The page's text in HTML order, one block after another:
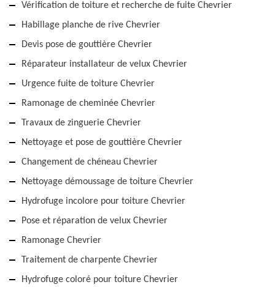
Vérification de toiture et recherche de fuite Chevrier
Habillage planche de rive Chevrier
Devis pose de gouttière Chevrier
Réparateur installateur de velux Chevrier
Urgence fuite de toiture Chevrier
Ramonage de cheminée Chevrier
Travaux de zinguerie Chevrier
Nettoyage et pose de gouttière Chevrier
Changement de chéneau Chevrier
Nettoyage démoussage de toiture Chevrier
Hydrofuge incolore pour toiture Chevrier
Pose et réparation de velux Chevrier
Ramonage Chevrier
Traitement de charpente Chevrier
Hydrofuge coloré pour toiture Chevrier